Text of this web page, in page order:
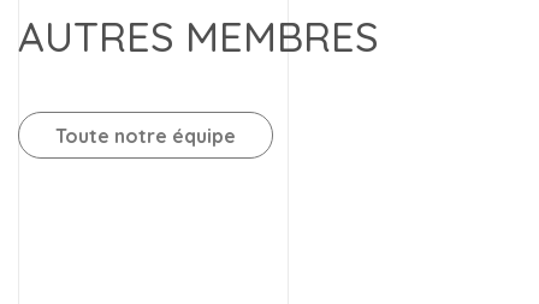
AUTRES MEMBRES
Toute notre équipe